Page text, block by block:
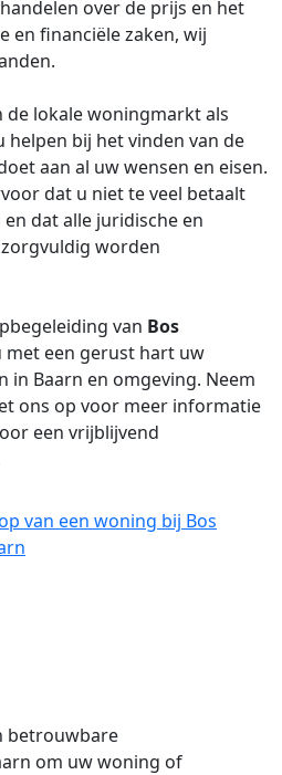
over de prijs en het
en financiële zaken, wij
de lokale woningmarkt als
helpen bij het vinden van de
aan al uw wensen en eisen.
dat u niet te veel betaalt
dat alle juridische en
worden
van Bos
met een gerust hart uw
Baarn en omgeving. Neem
ons op voor meer informatie
een vrijblijvend
van een woning bij Bos
betrouwbare
om uw woning of